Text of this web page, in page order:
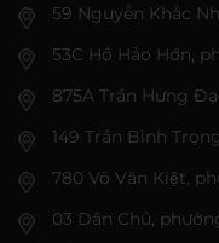
59 Nguyễn Khắc
53C Hồ Hảo Hớn,
875A Trần Hưng
149 Trần Bình
780 Võ Văn Kiệt,
03 Dân Chủ,